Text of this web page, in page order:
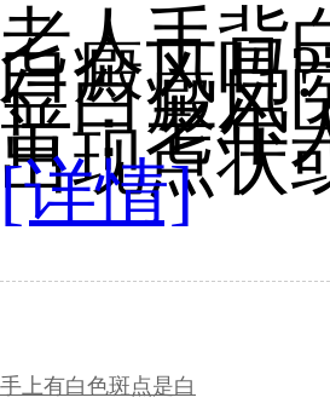
老人手背
白癜风吗
仁白癜风
普：老年
出现点状
[详情]
手上有白色斑点是白